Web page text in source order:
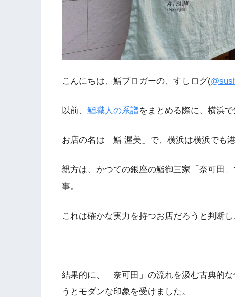
こんにちは、鮨ブロガーの、すしログ(
以前、 鮨職人の系譜をまとめる際に、横浜
お店の名は「鮨 渥美」で、横浜は横浜でも
親方は、かつての銀座の鮨御三家「奈可田
事。
これは確かな実力を持つお店だろうと判断し
結果的に、「奈可田」の流れを汲む古典的
うとモダンな印象を受けました。